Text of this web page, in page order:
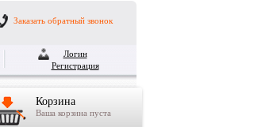
Заказать обратный звонок
Логин
Регистрация
Корзина
Ваша корзина пуста